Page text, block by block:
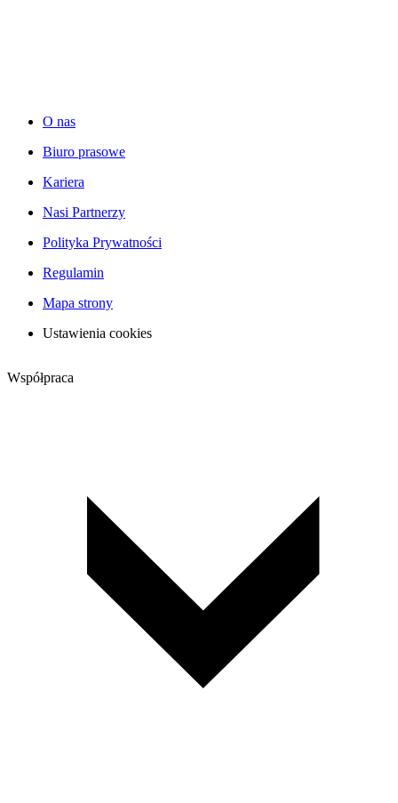
O nas
Biuro prasowe
Kariera
Nasi Partnerzy
Polityka Prywatności
Regulamin
Mapa strony
Ustawienia cookies
Współpraca